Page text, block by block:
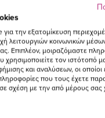
NEW IN
ΔΕΙΤΕ ΕΠΙΣΗΣ
την εξατομίκευση
λειτουργιών κοινωνικών
Επιπλέον, μοιραζόμαστε
τον ιστότοπό
και αναλύσεων, οι
που τους έχετε
σε σχέση με την από μέρους